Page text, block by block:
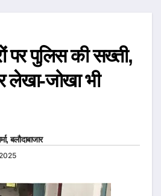
पर पुलिस की सख्ती,
लेखा-जोखा भी
बलौदाबाजार